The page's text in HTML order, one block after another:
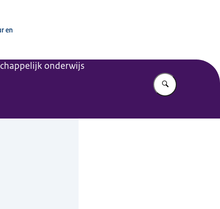
en
onderwijs
Vul in wat u